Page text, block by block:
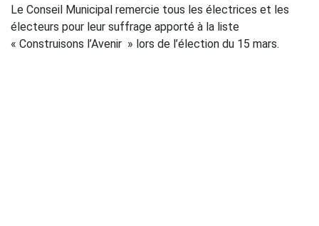
Le Conseil Municipal remercie tous les électrices et les
électeurs pour leur suffrage apporté à la liste
« Construisons l’Avenir » lors de l’élection du 15 mars.